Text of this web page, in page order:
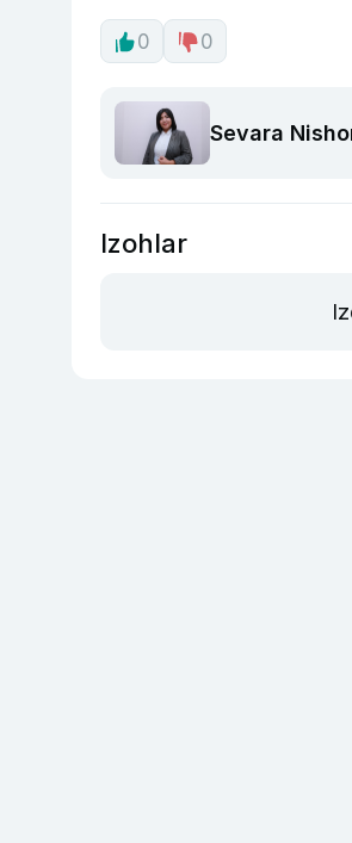
0 0
Sevara
Izohlar